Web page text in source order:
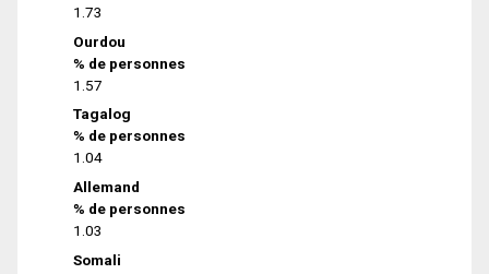
1.73
Ourdou
% de personnes
1.57
Tagalog
% de personnes
1.04
Allemand
% de personnes
1.03
Somali